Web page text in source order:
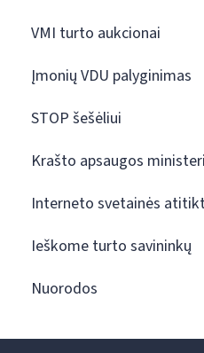
VMI turto aukcionai
Įmonių VDU palyginimas
STOP šešėliui
Krašto apsaugos
Interneto svetainės
Ieškome turto savininkų
Nuorodos